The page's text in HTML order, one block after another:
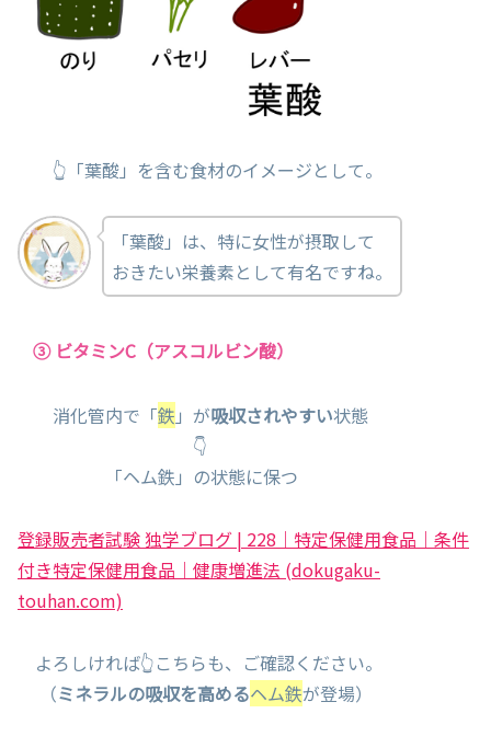
👆「葉酸」を含む食材のイメージとして。
「葉酸」は、特に女性が摂取して
おきたい栄養素として有名ですね。
③ ビタミンC（アスコルビン酸）
消化管内で「鉄 」が吸収されやすい状態
👇
「ヘム鉄」の状態に保つ
登録販売者試験 独学ブログ | 228｜特定保健用食品｜条件
付き特定保健用食品｜健康増進法 (dokugaku-
touhan.com)
よろしければ👆こちらも、ご確認ください。
（ミネラルの吸収を高めるヘム鉄が登場）